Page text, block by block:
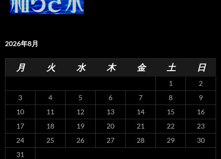
2026年8月
月 火 水 木 金 土 日
1
2
3
4 5 6 7 8
9
10
11 12 13 14 15
16
17
18 19 20 21 22
23
24
25 26 27 28 29
30
31